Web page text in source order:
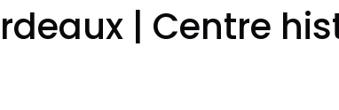
| Centre